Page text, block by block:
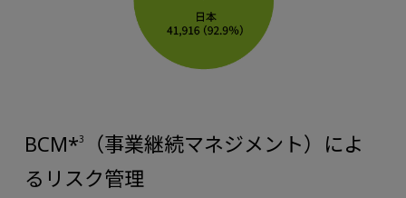
BCM*3
（事業継続マネジメント）によ
るリスク管理